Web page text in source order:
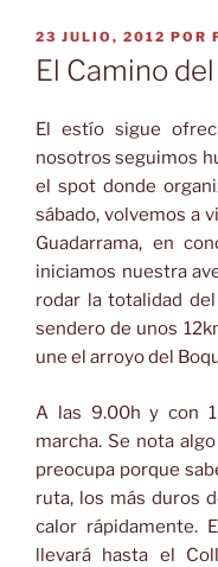
PUBLICADO
EL
23 JULIO, 2012 POR
El Camino
El estío sigue
nosotros seguimos
el spot donde
sábado, volvemos a
Guadarrama, en
iniciamos nuestra
rodar la totalidad
sendero de unos
une el arroyo del
A las 9.00h y con
marcha. Se nota
preocupa porque
ruta, los más duros
calor rápidamente.
llevará hasta el